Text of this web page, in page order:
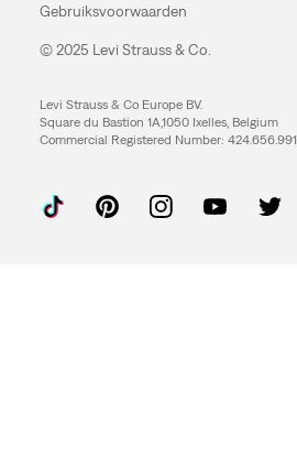
Gebruiksvoorwaarden
© 2025 Levi Strauss & Co.
Levi Strauss & Co Europe BV.
Square du Bastion 1A,1050 Ixelles, Belgium
Commercial Registered Number: 424.656.991